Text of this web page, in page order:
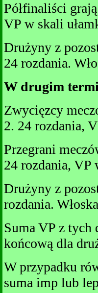
Półfinaliści
VP w skali
Drużyny z
24 rozdania.
W drugim
Zwycięzcy
2. 24 rozdania,
Przegrani
24 rozdania, VP
Drużyny z
rozdania.
Suma VP z tych
końcową dla
W przypadku
suma imp lub